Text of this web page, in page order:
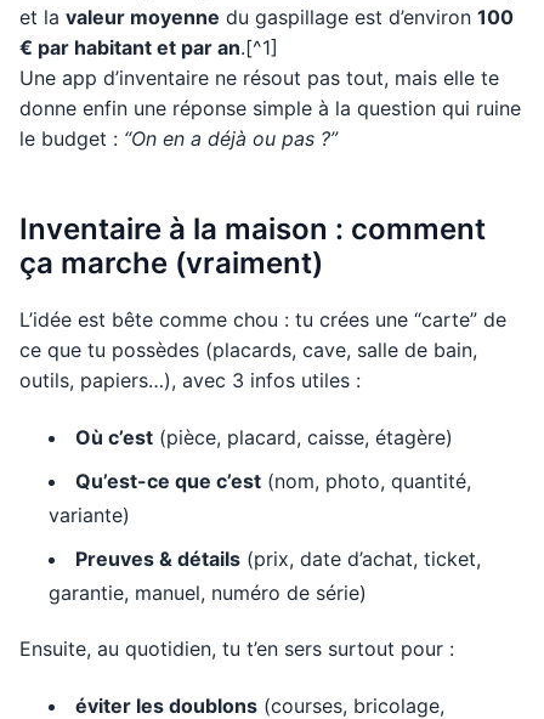
et la valeur moyenne du gaspillage est d’environ 100
€ par habitant et par an.[^1]
Une app d’inventaire ne résout pas tout, mais elle te
donne enfin une réponse simple à la question qui ruine
le budget : “On en a déjà ou pas ?”
Inventaire à la maison : comment
ça marche (vraiment)
L’idée est bête comme chou : tu crées une “carte” de
ce que tu possèdes (placards, cave, salle de bain,
outils, papiers…), avec 3 infos utiles :
Où c’est (pièce, placard, caisse, étagère)
Qu’est-ce que c’est (nom, photo, quantité,
variante)
Preuves & détails (prix, date d’achat, ticket,
garantie, manuel, numéro de série)
Ensuite, au quotidien, tu t’en sers surtout pour :
éviter les doublons (courses, bricolage,